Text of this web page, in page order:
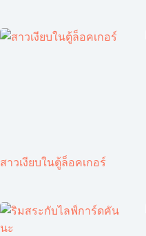
สาวเงียบในตู้ล็อคเกอร์